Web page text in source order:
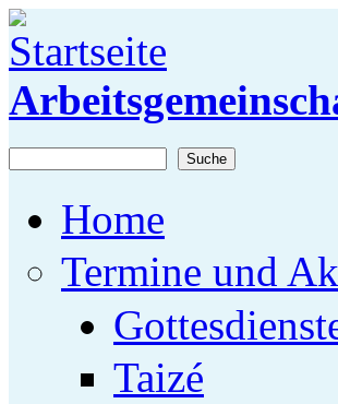
Direkt zum Inhalt
Home
Termine und
Taizé